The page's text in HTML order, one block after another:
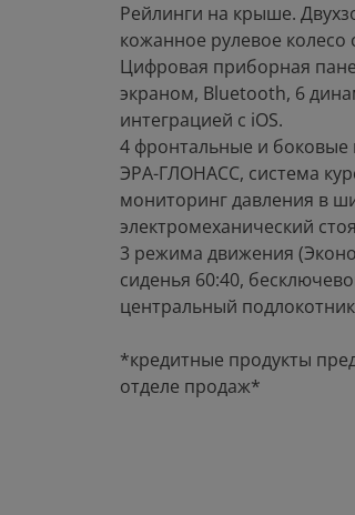
Рейлинги на крыше.
кожанное рулевое колесо
Цифровая приборная
экраном, Bluetooth, 6
интеграцией с iOS.
4 фронтальные и боковые
ЭРА-ГЛОНАСС, система
мониторинг давления в
электромеханический
3 режима движения
сиденья 60:40,
центральный
*кредитные продукты
отделе продаж*